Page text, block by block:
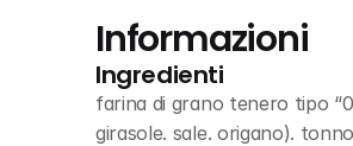
Informazioni
Ingredienti
farina di grano tenero tipo
girasole. sale. origano).